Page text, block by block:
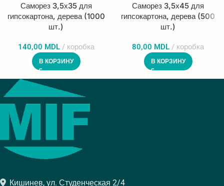
Саморез 3,5х35 для
гипсокартона, дерева (1000
шт.)
140,00 MDL коробка
В КОРЗИНУ
Саморез 3,5х45 для
гипсокартона, дерева (500
шт.)
80,00 MDL коробка
В КОРЗИНУ
Кишинев, ул. Студенческая 2/4